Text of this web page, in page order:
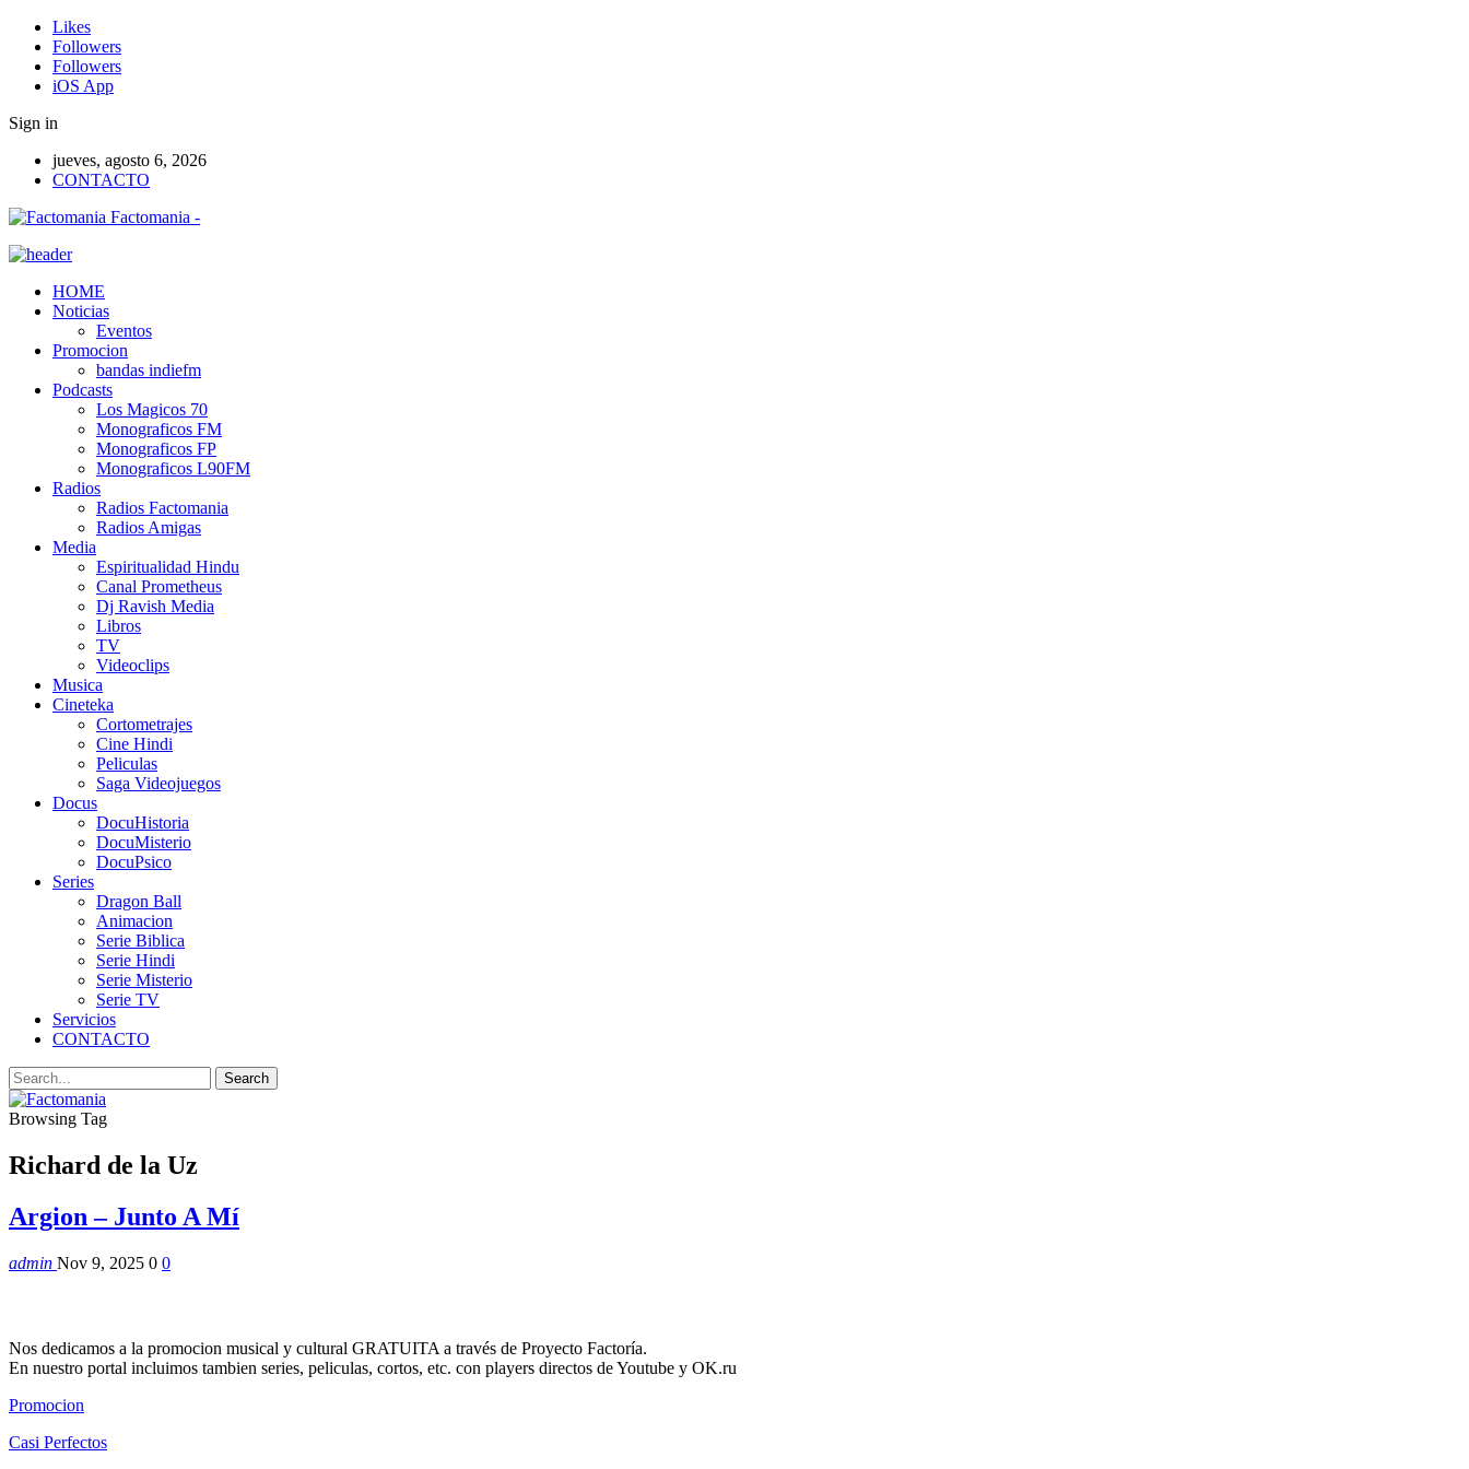
Likes
Followers
Followers
iOS App
Sign in
jueves, agosto 6, 2026
CONTACTO
Factomania -
HOME
Noticias
Eventos
Promocion
bandas indiefm
Podcasts
Los Magicos 70
Monograficos FM
Monograficos FP
Monograficos L90FM
Radios
Radios Factomania
Radios Amigas
Media
Espiritualidad Hindu
Canal Prometheus
Dj Ravish Media
Libros
TV
Videoclips
Musica
Cineteka
Cortometrajes
Cine Hindi
Peliculas
Saga Videojuegos
Docus
DocuHistoria
DocuMisterio
DocuPsico
Series
Dragon Ball
Animacion
Serie Biblica
Serie Hindi
Serie Misterio
Serie TV
Servicios
CONTACTO
Browsing Tag
Richard de la Uz
Argion – Junto A Mí
admin Nov 9, 2025 0 0
Nos dedicamos a la promocion musical y cultural GRATUITA a través de Proyecto Factoría.
En nuestro portal incluimos tambien series, peliculas, cortos, etc. con players directos de Youtube y OK.ru
Promocion
Casi Perfectos